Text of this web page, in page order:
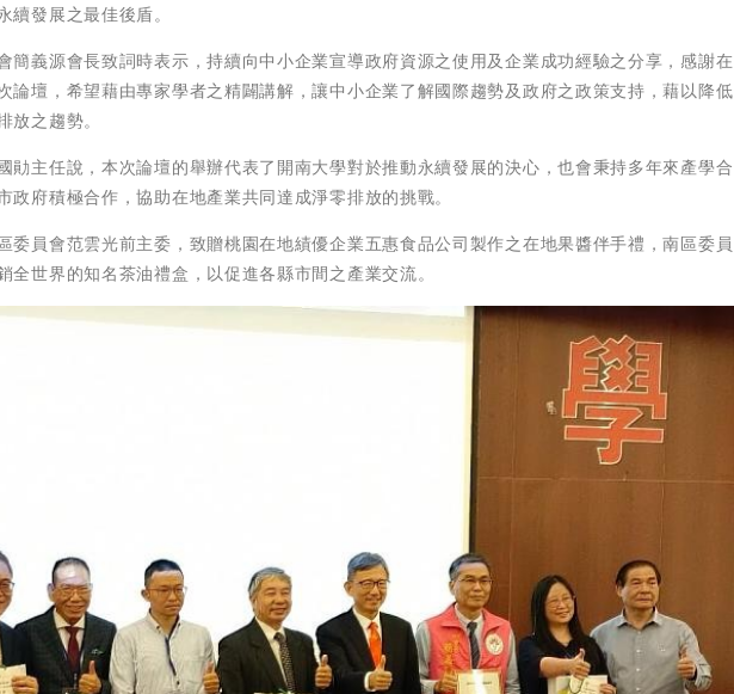
發展之最佳後盾。
簡義源會長致詞時表示，持續向中小企業宣導政府資源之使用及企業成功經驗之分享，感謝在
論壇，希望藉由專家學者之精闢講解，讓中小企業了解國際趨勢及政府之政策支持，藉以降低
之趨勢。
勛主任說，本次論壇的舉辦代表了開南大學對於推動永續發展的決心，也會秉持多年來產學合
府積極合作，協助在地產業共同達成淨零排放的挑戰。
委員會范雲光前主委，致贈桃園在地績優企業五惠食品公司製作之在地果醬伴手禮，南區委員
世界的知名茶油禮盒，以促進各縣市間之產業交流。